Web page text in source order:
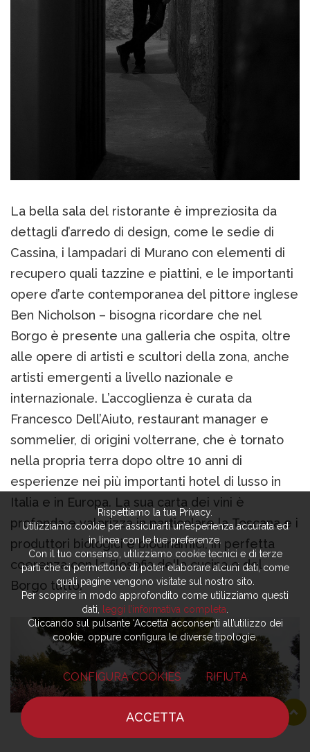
La bella sala del ristorante è impreziosita da
dettagli d’arredo di design, come le sedie di
Cassina, i lampadari di Murano con elementi di
recupero quali tazzine e piattini, e le importanti
opere d’arte contemporanea del pittore inglese
Ben Nicholson – bisogna ricordare che nel
Borgo è presente una galleria che ospita, oltre
alle opere di artisti e scultori della zona, anche
artisti emergenti a livello nazionale e
internazionale. L’accoglienza è curata da
Francesco Dell’Aiuto, restaurant manager e
sommelier, di origini volterrane, che è tornato
nella propria terra dopo oltre 10 anni di
esperienze nei più importanti hotel di lusso in
Italia e in Europa. La sua carta dei vini è
profonda e valorizza in particolare la Toscana e i
produttori biologici e biodinamici, in perfetta
coerenza con la filosofia della cucina e del
Borgo tutto.
Rispettiamo la tua Privacy.
Utilizziamo cookie per assicurarti un’esperienza accurata ed
in linea con le tue preferenze.
Con il tuo consenso, utilizziamo cookie tecnici e di terze
parti che ci permettono di poter elaborare alcuni dati, come
quali pagine vengono visitate sul nostro sito.
Per scoprire in modo approfondito come utilizziamo questi
dati,
leggi l’informativa completa
Cliccando sul pulsante ‘Accetta’ acconsenti all’utilizzo dei
cookie, oppure configura le diverse tipologie.
CONFIGURA COOKIES RIFIUTA
ACCETTA